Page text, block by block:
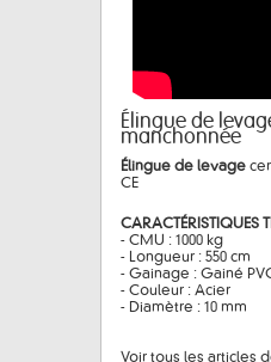
Élingue de
manchonnée
Élingue de levage
CE
CARACTÉRISTIQUES
- CMU : 1000 kg
- Longueur : 550 cm
- Gainage : Gainé
- Couleur : Acier
- Diamètre : 10 mm
Voir tous les articles